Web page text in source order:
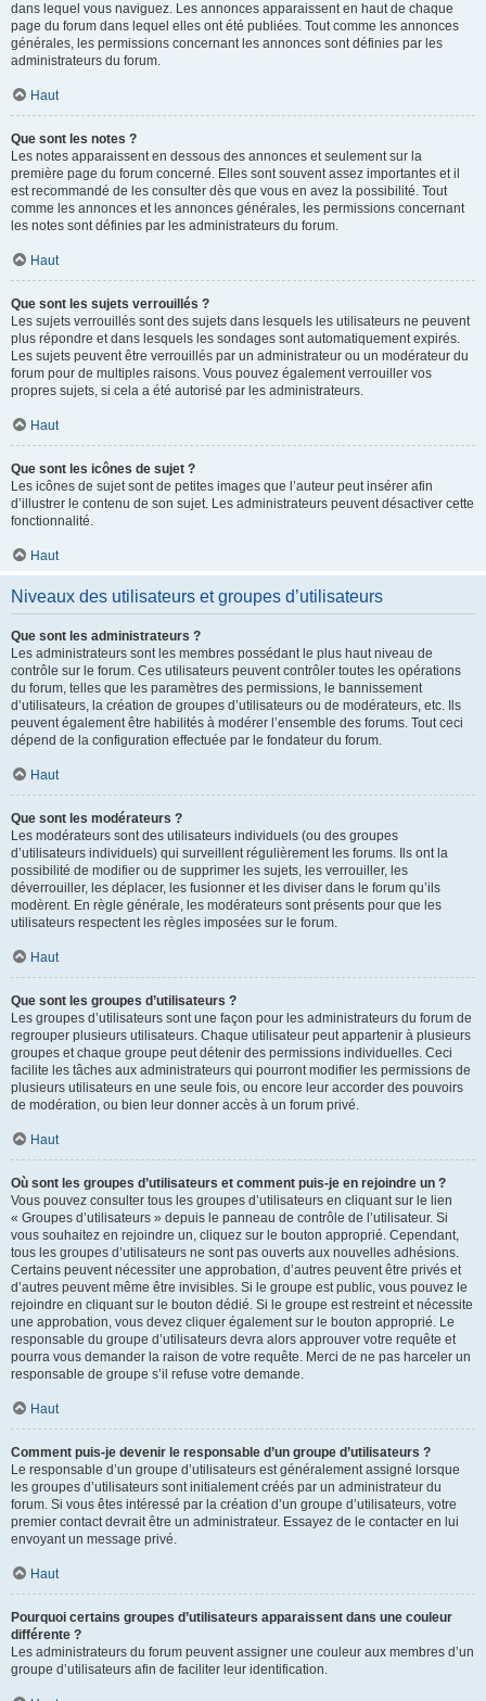
dans lequel vous naviguez. Les annonces apparaissent en haut de chaque
page du forum dans lequel elles ont été publiées. Tout comme les annonces
générales, les permissions concernant les annonces sont définies par les
administrateurs du forum.
Haut
Que sont les notes ?
Les notes apparaissent en dessous des annonces et seulement sur la
première page du forum concerné. Elles sont souvent assez importantes et il
est recommandé de les consulter dès que vous en avez la possibilité. Tout
comme les annonces et les annonces générales, les permissions concernant
les notes sont définies par les administrateurs du forum.
Haut
Que sont les sujets verrouillés ?
Les sujets verrouillés sont des sujets dans lesquels les utilisateurs ne peuvent
plus répondre et dans lesquels les sondages sont automatiquement expirés.
Les sujets peuvent être verrouillés par un administrateur ou un modérateur du
forum pour de multiples raisons. Vous pouvez également verrouiller vos
propres sujets, si cela a été autorisé par les administrateurs.
Haut
Que sont les icônes de sujet ?
Les icônes de sujet sont de petites images que l’auteur peut insérer afin
d’illustrer le contenu de son sujet. Les administrateurs peuvent désactiver cette
fonctionnalité.
Haut
Niveaux des utilisateurs et groupes d’utilisateurs
Que sont les administrateurs ?
Les administrateurs sont les membres possédant le plus haut niveau de
contrôle sur le forum. Ces utilisateurs peuvent contrôler toutes les opérations
du forum, telles que les paramètres des permissions, le bannissement
d’utilisateurs, la création de groupes d’utilisateurs ou de modérateurs, etc. Ils
peuvent également être habilités à modérer l’ensemble des forums. Tout ceci
dépend de la configuration effectuée par le fondateur du forum.
Haut
Que sont les modérateurs ?
Les modérateurs sont des utilisateurs individuels (ou des groupes
d’utilisateurs individuels) qui surveillent régulièrement les forums. Ils ont la
possibilité de modifier ou de supprimer les sujets, les verrouiller, les
déverrouiller, les déplacer, les fusionner et les diviser dans le forum qu’ils
modèrent. En règle générale, les modérateurs sont présents pour que les
utilisateurs respectent les règles imposées sur le forum.
Haut
Que sont les groupes d’utilisateurs ?
Les groupes d’utilisateurs sont une façon pour les administrateurs du forum de
regrouper plusieurs utilisateurs. Chaque utilisateur peut appartenir à plusieurs
groupes et chaque groupe peut détenir des permissions individuelles. Ceci
facilite les tâches aux administrateurs qui pourront modifier les permissions de
plusieurs utilisateurs en une seule fois, ou encore leur accorder des pouvoirs
de modération, ou bien leur donner accès à un forum privé.
Haut
Où sont les groupes d’utilisateurs et comment puis-je en rejoindre un ?
Vous pouvez consulter tous les groupes d’utilisateurs en cliquant sur le lien
« Groupes d’utilisateurs » depuis le panneau de contrôle de l’utilisateur. Si
vous souhaitez en rejoindre un, cliquez sur le bouton approprié. Cependant,
tous les groupes d’utilisateurs ne sont pas ouverts aux nouvelles adhésions.
Certains peuvent nécessiter une approbation, d’autres peuvent être privés et
d’autres peuvent même être invisibles. Si le groupe est public, vous pouvez le
rejoindre en cliquant sur le bouton dédié. Si le groupe est restreint et nécessite
une approbation, vous devez cliquer également sur le bouton approprié. Le
responsable du groupe d’utilisateurs devra alors approuver votre requête et
pourra vous demander la raison de votre requête. Merci de ne pas harceler un
responsable de groupe s’il refuse votre demande.
Haut
Comment puis-je devenir le responsable d’un groupe d’utilisateurs ?
Le responsable d’un groupe d’utilisateurs est généralement assigné lorsque
les groupes d’utilisateurs sont initialement créés par un administrateur du
forum. Si vous êtes intéressé par la création d’un groupe d’utilisateurs, votre
premier contact devrait être un administrateur. Essayez de le contacter en lui
envoyant un message privé.
Haut
Pourquoi certains groupes d’utilisateurs apparaissent dans une couleur
différente ?
Les administrateurs du forum peuvent assigner une couleur aux membres d’un
groupe d’utilisateurs afin de faciliter leur identification.